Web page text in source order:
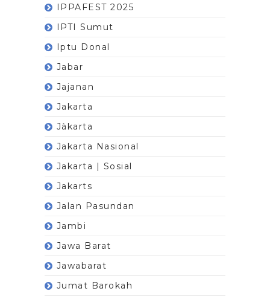
IPPAFEST 2025
IPTI Sumut
Iptu Donal
Jabar
Jajanan
Jakarta
Jàkarta
Jakarta Nasional
Jakarta | Sosial
Jakarts
Jalan Pasundan
Jambi
Jawa Barat
Jawabarat
Jumat Barokah